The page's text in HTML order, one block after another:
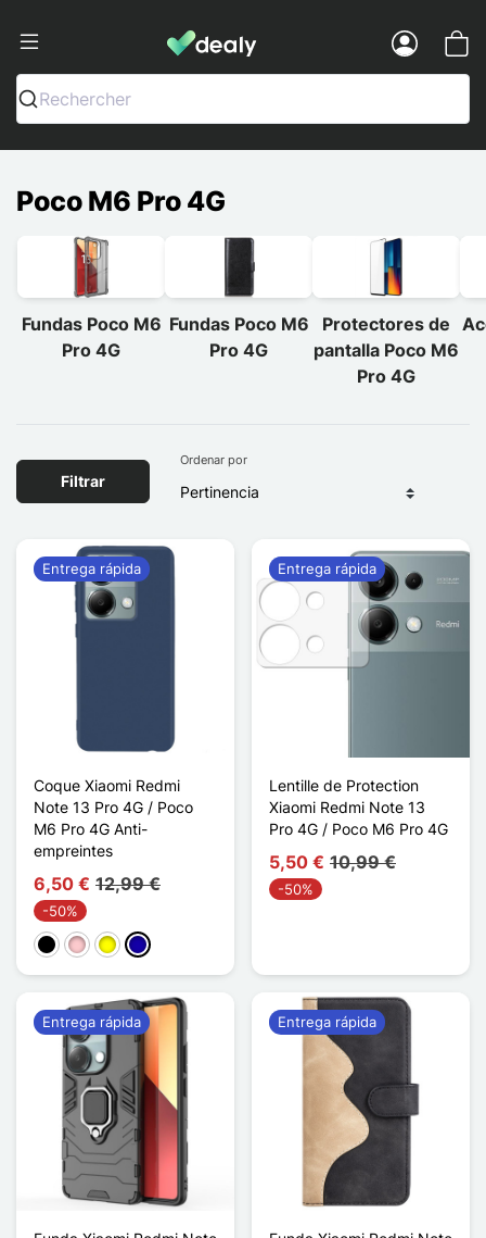
Dealy - Fundas y accesorios para
Rechercher
Poco M6 Pro 4G
Fundas Poco M6
Pro 4G
Fundas Poco M6
Pro 4G
Protectores de
pantalla Poco M6
Pro 4G
Filtrar
Ordenar por
Coque Xiaomi Redmi
Note 13 Pro 4G / Poco
M6 Pro 4G Anti-
empreintes
6,50 € 12,99 €
-50%
NegroRosaAmarilloAzul oscuro
Entrega rápida
Lentille de Protection
Xiaomi Redmi Note 13
Pro 4G / Poco M6 Pro 4G
5,50 € 10,99 €
-50%
Entrega rápida
Entrega rápida Entrega rápida